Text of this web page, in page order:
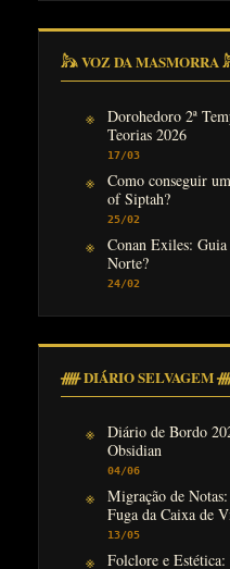
𓃦 VOZ DA
Dorohedoro 2ª
Teorias 2026
17/03
Como conseguir
of Siptah?
25/02
Conan Exiles:
Norte?
24/02
ᚏ DIÁRIO SELVAGEM
Diário de Bordo
Obsidian
04/06
Migração de
Fuga da Caixa de
13/05
Folclore e